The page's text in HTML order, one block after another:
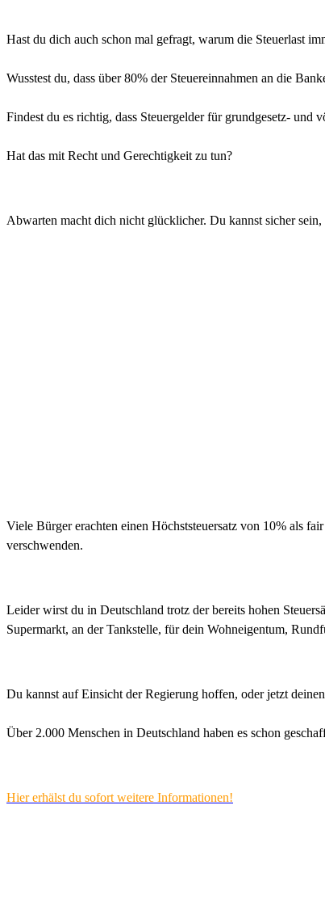
Hast du dich auch schon mal gefragt, warum die Steuerlast
Wusstest du, dass über 80% der Steuereinnahmen an die
Findest du es richtig, dass Steuergelder für grundgesetz-
Hat das mit Recht und Gerechtigkeit zu tun?
Abwarten macht dich nicht glücklicher. Du kannst sicher sein,
Viele Bürger erachten einen Höchststeuersatz von 10% als
verschwenden.
Leider wirst du in Deutschland trotz der bereits hohen
Supermarkt, an der Tankstelle, für dein Wohneigentum,
Du kannst auf Einsicht der Regierung hoffen, oder jetzt
Über 2.000 Menschen in Deutschland haben es schon
Hier erhälst du sofort weitere Informationen!